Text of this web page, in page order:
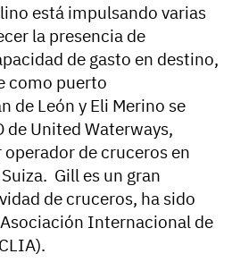
está impulsando varias
la presencia de
de gasto en destino,
como puerto
de León y Eli Merino se
de United Waterways,
operador de cruceros en
Gill es un gran
de cruceros, ha sido
Internacional de